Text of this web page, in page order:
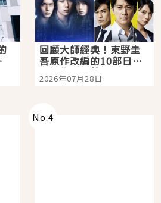
回顧大師經典！東野圭
吾原作改編的10部日本
影視作品推薦
2026年07月28日
No.4